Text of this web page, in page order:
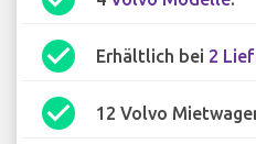
check_circle Erhältlich bei 2
check_circle 12 Volvo